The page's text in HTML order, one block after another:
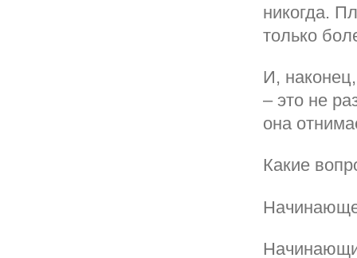
никогда.
только
И,
– это не
она
Какие